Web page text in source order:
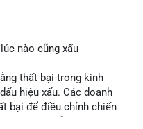
nào cũng xấu
thất bại trong kinh
hiệu xấu. Các doanh
bại để điều chỉnh chiến